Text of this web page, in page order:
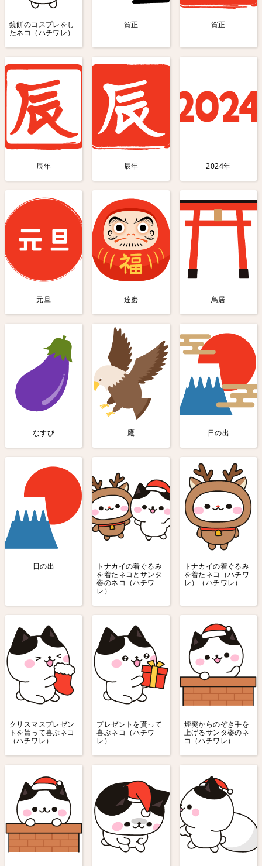
鏡餅のコスプレをし
たネコ（ハチワレ）
賀正 賀正
辰年 辰年 2024年
元旦 達磨 鳥居
なすび 鷹 日の出
日の出
トナカイの着ぐるみ
を着たネコとサンタ
姿のネコ（ハチワ
レ）
トナカイの着ぐるみ
を着たネコ（ハチワ
レ）（ハチワレ）
クリスマスプレゼン
トを貰って喜ぶネコ
（ハチワレ）
プレゼントを貰って
喜ぶネコ（ハチワ
レ）
煙突からのぞき手を
上げるサンタ姿のネ
コ（ハチワレ）